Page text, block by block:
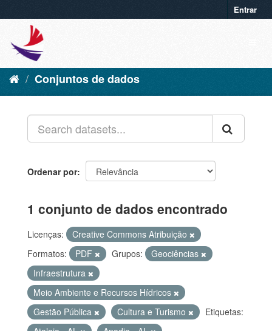
Entrar
Conjuntos de dados
Ordenar por
1 conjunto de dados encontrado
Licenças:
Creative Commons Atribuição
Formatos:
PDF Grupos:
Geociências
Infraestrutura
Meio Ambiente e Recursos Hídricos
Gestão Pública
Cultura e Turismo
Etiquetas: